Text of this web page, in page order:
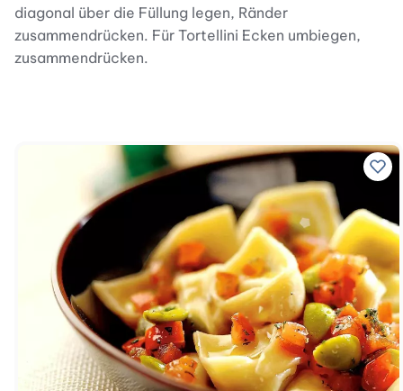
diagonal über die Füllung legen, Ränder
zusammendrücken. Für Tortellini Ecken umbiegen,
zusammendrücken.
Zu